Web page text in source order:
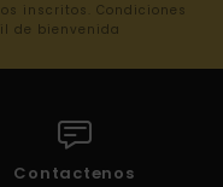
inscritos. Condiciones
de bienvenida
Contactenos